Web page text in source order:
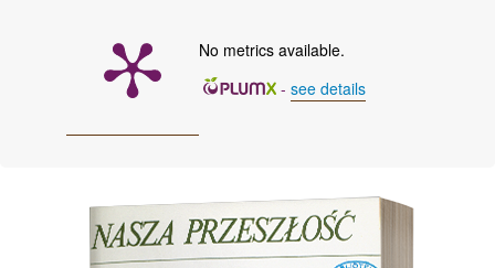
No metrics available.
- see details